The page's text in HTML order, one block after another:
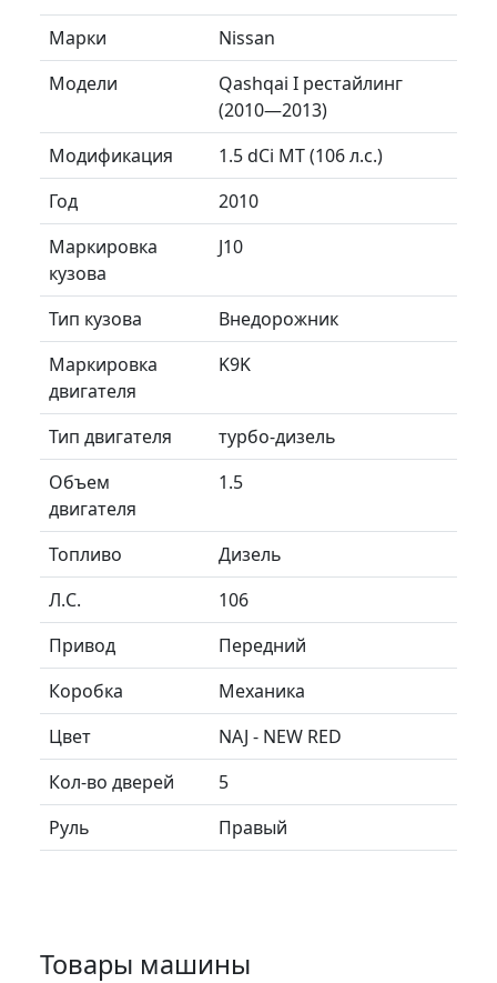
Марки
Nissan
Модели
Qashqai I рестайлинг
(2010—2013)
Модификация
1.5 dCi MT (106 л.с.)
Год
2010
Маркировка
кузова
J10
Тип кузова
Внедорожник
Маркировка
двигателя
K9K
Тип двигателя
турбо-дизель
Объем
двигателя
1.5
Топливо
Дизель
Л.C.
106
Привод
Передний
Коробка
Механика
Цвет
NAJ - NEW RED
Кол-во дверей
5
Руль
Правый
Товары машины